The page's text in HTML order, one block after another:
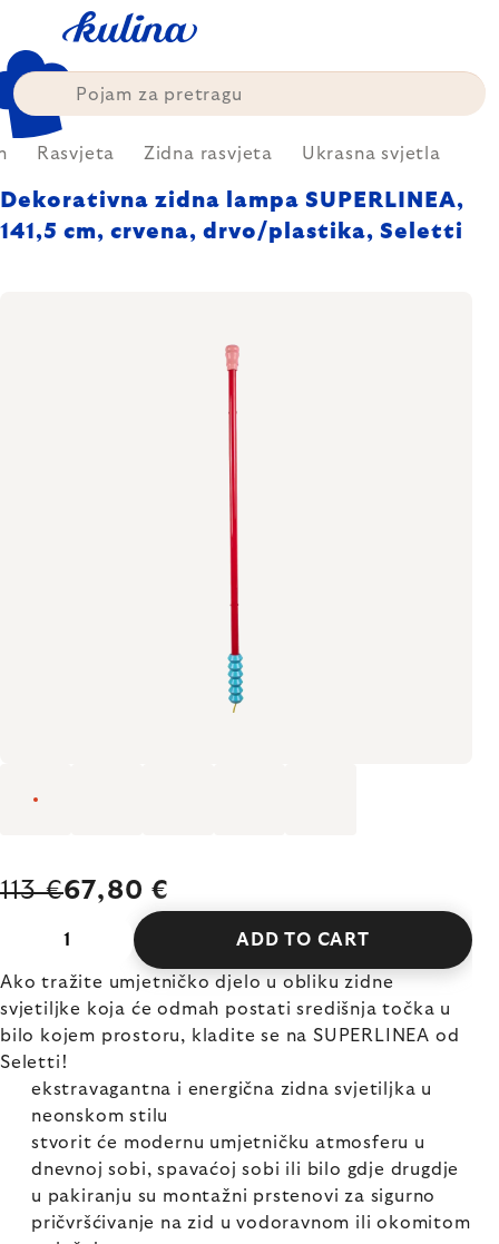
content
Rasvjeta Zidna rasvjeta Ukrasna svjetla
Dekorativna zidna lampa SUPERLINEA,
141,5 cm, crvena, drvo/plastika, Seletti
113 €67,80 €
ADD TO CART
Ako tražite umjetničko djelo u obliku zidne
svjetiljke koja će odmah postati središnja točka u
bilo kojem prostoru, kladite se na SUPERLINEA od
Seletti!
ekstravagantna i energična zidna svjetiljka u
neonskom stilu
stvorit će modernu umjetničku atmosferu u
dnevnoj sobi, spavaćoj sobi ili bilo gdje drugdje
u pakiranju su montažni prstenovi za sigurno
pričvršćivanje na zid u vodoravnom ili okomitom